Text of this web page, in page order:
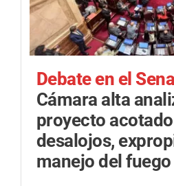
Debate en el
Cámara alta
proyecto
desalojos,
manejo del fuego